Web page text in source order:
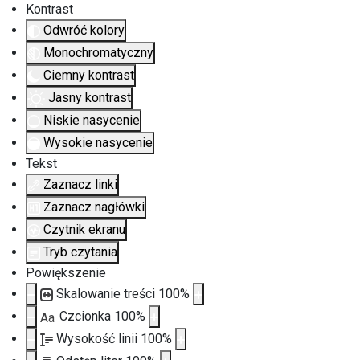
Kontrast
Odwróć kolory
Monochromatyczny
Ciemny kontrast
Jasny kontrast
Niskie nasycenie
Wysokie nasycenie
Tekst
Zaznacz linki
Zaznacz nagłówki
Czytnik ekranu
Tryb czytania
Powiększenie
Skalowanie treści 100%
Aa Czcionka 100%
Wysokość linii 100%